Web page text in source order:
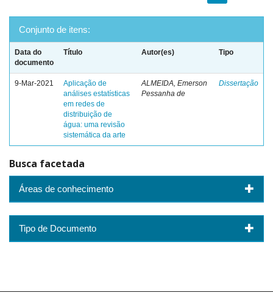
Conjunto de itens:
Data do
documento
Título Autor(es) Tipo
9-Mar-2021
Aplicação de
análises estatísticas
em redes de
distribuição de
água: uma revisão
sistemática da arte
ALMEIDA, Emerson
Pessanha de
Dissertação
Busca facetada
Áreas de conhecimento
Tipo de Documento